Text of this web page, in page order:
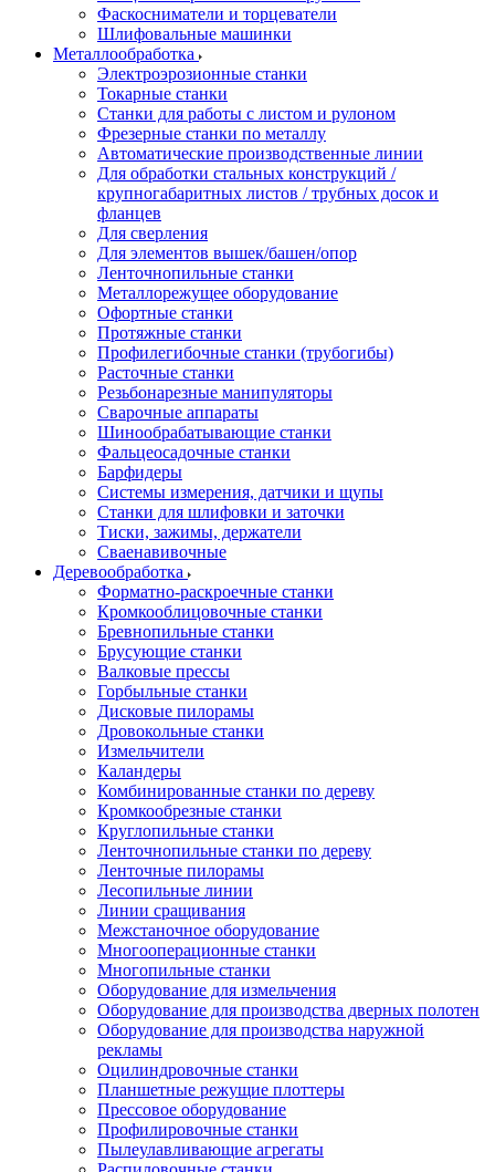
Фаскосниматели и торцеватели
Шлифовальные машинки
Металлообработка
Электроэрозионные станки
Токарные станки
Станки для работы с листом и рулоном
Фрезерные станки по металлу
Автоматические производственные линии
Для обработки стальных конструкций /
крупногабаритных листов / трубных досок и
фланцев
Для сверления
Для элементов вышек/башен/опор
Ленточнопильные станки
Металлорежущее оборудование
Офортные станки
Протяжные станки
Профилегибочные станки (трубогибы)
Расточные станки
Резьбонарезные манипуляторы
Сварочные аппараты
Шинообрабатывающие станки
Фальцеосадочные станки
Барфидеры
Системы измерения, датчики и щупы
Станки для шлифовки и заточки
Тиски, зажимы, держатели
Cваенавивочные
Деревообработка
Форматно-раскроечные станки
Кромкооблицовочные станки
Бревнопильные станки
Брусующие станки
Валковые прессы
Горбыльные станки
Дисковые пилорамы
Дровокольные станки
Измельчители
Каландеры
Комбинированные станки по дереву
Кромкообрезные станки
Круглопильные станки
Ленточнопильные станки по дереву
Ленточные пилорамы
Лесопильные линии
Линии сращивания
Межстаночное оборудование
Многооперационные станки
Многопильные станки
Оборудование для измельчения
Оборудование для производства дверных полотен
Оборудование для производства наружной
рекламы
Оцилиндровочные станки
Планшетные режущие плоттеры
Прессовое оборудование
Профилировочные станки
Пылеулавливающие агрегаты